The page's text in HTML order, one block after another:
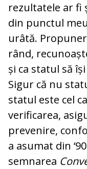
rezultatele ar fi
din punctul
urâtă.
rând,
și ca statul să
Sigur că nu
statul este cel
verificarea,
prevenire,
a asumat din
semnarea